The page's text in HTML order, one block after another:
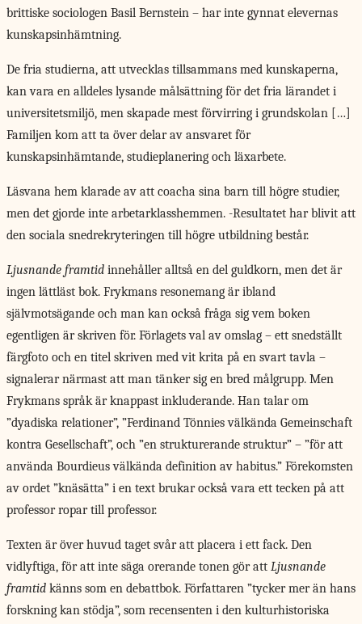
brittiske sociologen Basil Bernstein – har inte gynnat elevernas
kunskapsinhämtning.
De fria studierna, att utvecklas tillsammans med kunskaperna,
kan vara en alldeles lysande målsättning för det fria lärandet i
universitetsmiljö, men skapade mest förvirring i grundskolan […]
Familjen kom att ta över delar av ansvaret för
kunskapsinhämtande, studieplanering och läxarbete.
Läsvana hem klarade av att coacha sina barn till högre studier,
men det gjorde inte arbetarklasshemmen. -Resultatet har blivit att
den sociala snedrekryteringen till högre utbildning består.
Ljusnande framtid innehåller alltså en del guldkorn, men det är
ingen lättläst bok. Frykmans resonemang är ibland
självmotsägande och man kan också fråga sig vem boken
egentligen är skriven för. Förlagets val av omslag – ett snedställt
färgfoto och en titel skriven med vit krita på en svart tavla –
signalerar närmast att man tänker sig en bred målgrupp. Men
Frykmans språk är knappast inkluderande. Han talar om
”dyadiska relationer”, ”Ferdinand Tönnies välkända Gemeinschaft
kontra Gesellschaft”, och ”en strukturerande struktur” – ”för att
använda Bourdieus välkända definition av habitus.” Förekomsten
av ordet ”knäsätta” i en text brukar också vara ett tecken på att
professor ropar till professor.
Texten är över huvud taget svår att placera i ett fack. Den
vidlyftiga, för att inte säga orerande tonen gör att Ljusnande
framtid känns som en debattbok. Författaren ”tycker mer än hans
forskning kan stödja”, som recensenten i den kulturhistoriska